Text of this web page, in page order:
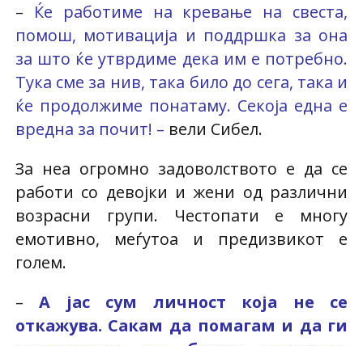
– Ќе работиме на кревање на свеста,
помош, мотивација и поддршка за она
за што ќе утврдиме дека им е потребно.
Тука сме за нив, така било до сега, така и
ќе продолжиме понатаму. Секоја една е
вредна за почит! – вели Сибел.
За неа огромно задоволството е да се
работи со девојки и жени од различни
возрасни групи. Честопати е многу
емотивно, меѓутоа и предизвикот е
голем.
–А јас сум личност која не се
откажува. Сакам да помагам и да ги